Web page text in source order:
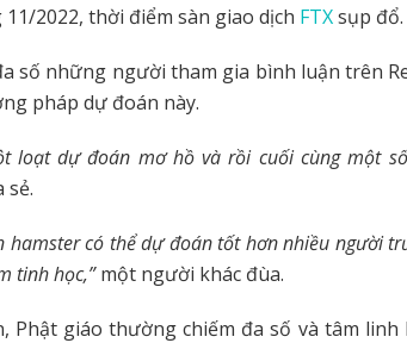
2022, thời điểm sàn giao dịch FTXsụp đổ.
số những người tham gia bình luận trên
pháp dự đoán này.
loạt dự đoán mơ hồ và rồi cuối cùng một
sẻ.
hamster có thể dự đoán tốt hơn nhiều người
tinh học,”một người khác đùa.
Phật giáo thường chiếm đa số và tâm